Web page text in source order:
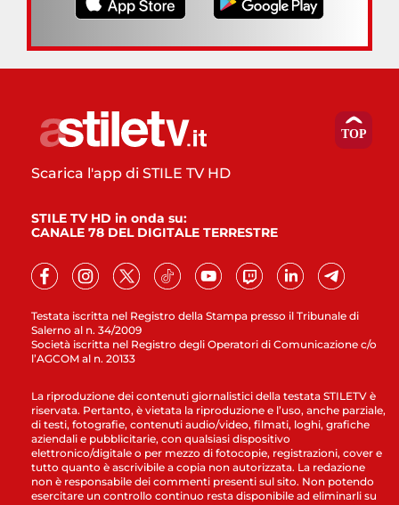
Testata iscritta nel Registro della Stampa presso il Tribunale di
Salerno al n. 34/2009
Società iscritta nel Registro degli Operatori di Comunicazione c/o
l’AGCOM al n. 20133
Scarica l'app di STILE TV HD
STILE TV HD in onda su:
CANALE 78 DEL DIGITALE TERRESTRE
La riproduzione dei contenuti giornalistici della testata STILETV è
riservata. Pertanto, è vietata la riproduzione e l’uso, anche parziale,
di testi, fotografie, contenuti audio/video, filmati, loghi, grafiche
aziendali e pubblicitarie, con qualsiasi dispositivo
elettronico/digitale o per mezzo di fotocopie, registrazioni, cover e
tutto quanto è ascrivibile a copia non autorizzata. La redazione
non è responsabile dei commenti presenti sul sito. Non potendo
esercitare un controllo continuo resta disponibile ad eliminarli su